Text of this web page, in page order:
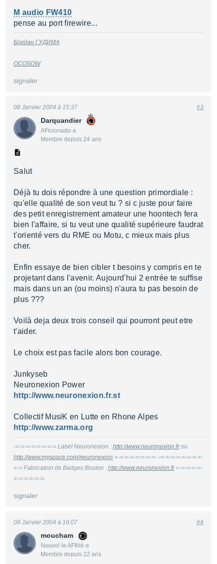
M audio FW410
pense au port firewire...
Богдан ГУДИМА
OCOSOW
signaler
Darquandier
AFicionado·a
Membre depuis 24 ans
08 Janvier 2004 à 15:37 #3
Salut
Déjà tu dois répondre à une question primordiale :
qu'elle qualité de son veut tu ? si c juste pour faire
des petit enregistrement amateur une hoontech fera
bien l'affaire, si tu veut une qualité supérieure faudrat
t'orienté vers du RME ou Motu, c mieux mais plus
cher.
Enfin essaye de bien cibler t besoins y compris en te
projetant dans l'avenir. Aujourd'hui 2 entrée te suffise
mais dans un an (ou moins) n'aura tu pas besoin de
plus ???
Voilà deja deux trois conseil qui pourront peut etre
t'aider.
Le choix est pas facile alors bon courage.
Junkyseb
Neuronexion Power
http://www.neuronexion.fr.st
Collectif MusiK en Lutte en Rhone Alpes
http://www.zarma.org
-=-=-=-=-=-=-=-= Label Neuronexion : http://www.neuronexion.frou
http://www.myspace.com/neuronexion =-=-=-=-=-=-=-=- -=-=-=-=-=-=-=-=-
=-= Fabrication de Badges Bouton : http://www.neuronexion.fr=-=-=-=-=-
=-=-=-=-=-=-
signaler
moucham
Nouvel·le AFfilié·e
Membre depuis 22 ans
08 Janvier 2004 à 16:07 #4